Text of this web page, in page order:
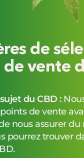
de
vente
du CBD :
de vente
nous assurer du
pourrez trouver